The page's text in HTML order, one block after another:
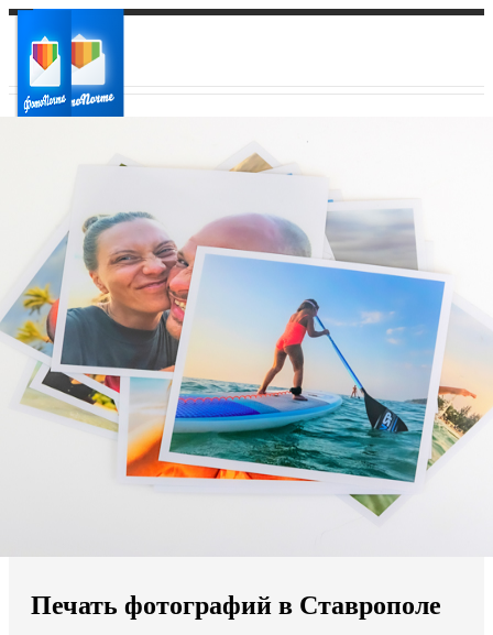
Ваш регион доставки
Выберите из списка:
Мы доставляем по всему миру
Продолжить без города
Печать фотографий в Ставрополе